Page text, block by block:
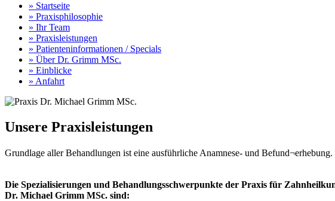
» Startseite
» Praxisphilosophie
» Ihr Team
» Praxisleistungen
» Patienteninformationen / Specials
» Über Dr. Grimm MSc.
» Einblicke
» Anfahrt
Unsere Praxisleistungen
Grundlage aller Behandlungen ist eine ausführliche Anamnese- und
Die Spezialisierungen und Behandlungsschwerpunkte der Praxis für
Dr. Michael Grimm MSc. sind: